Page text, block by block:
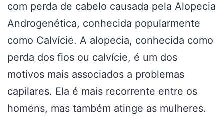
com perda de cabelo causada pela Alopecia
Androgenética, conhecida popularmente
como Calvície. A alopecia, conhecida como
perda dos fios ou calvície, é um dos
motivos mais associados a problemas
capilares. Ela é mais recorrente entre os
homens, mas também atinge as mulheres.